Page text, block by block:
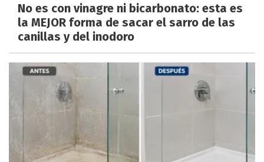
No es con vinagre ni bicarbonato: esta es
la MEJOR forma de sacar el sarro de las
canillas y del inodoro